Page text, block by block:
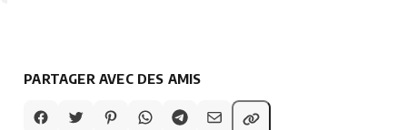
PARTAGER AVEC DES AMIS